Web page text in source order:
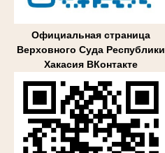
Официальная страница
Верховного Суда Республики
Хакасия ВКонтакте